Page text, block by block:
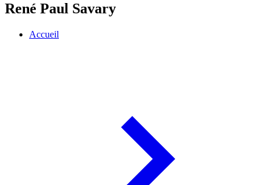
René Paul Savary
Accueil